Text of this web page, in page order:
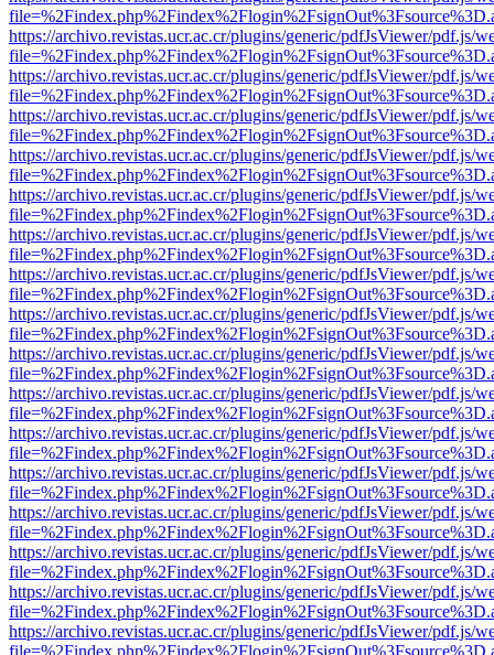
https://archivo.revistas.ucr.ac.cr/plugins/generic/pdfJsViewer/pdf.js/
https://archivo.revistas.ucr.ac.cr/plugins/generic/pdfJsViewer/pdf.js/
https://archivo.revistas.ucr.ac.cr/plugins/generic/pdfJsViewer/pdf.js/
https://archivo.revistas.ucr.ac.cr/plugins/generic/pdfJsViewer/pdf.js/
https://archivo.revistas.ucr.ac.cr/plugins/generic/pdfJsViewer/pdf.js/
https://archivo.revistas.ucr.ac.cr/plugins/generic/pdfJsViewer/pdf.js/
https://archivo.revistas.ucr.ac.cr/plugins/generic/pdfJsViewer/pdf.js/
https://archivo.revistas.ucr.ac.cr/plugins/generic/pdfJsViewer/pdf.js/
https://archivo.revistas.ucr.ac.cr/plugins/generic/pdfJsViewer/pdf.js/
https://archivo.revistas.ucr.ac.cr/plugins/generic/pdfJsViewer/pdf.js/
https://archivo.revistas.ucr.ac.cr/plugins/generic/pdfJsViewer/pdf.js/
https://archivo.revistas.ucr.ac.cr/plugins/generic/pdfJsViewer/pdf.js/
https://archivo.revistas.ucr.ac.cr/plugins/generic/pdfJsViewer/pdf.js/
https://archivo.revistas.ucr.ac.cr/plugins/generic/pdfJsViewer/pdf.js/
https://archivo.revistas.ucr.ac.cr/plugins/generic/pdfJsViewer/pdf.js/
https://archivo.revistas.ucr.ac.cr/plugins/generic/pdfJsViewer/pdf.js/